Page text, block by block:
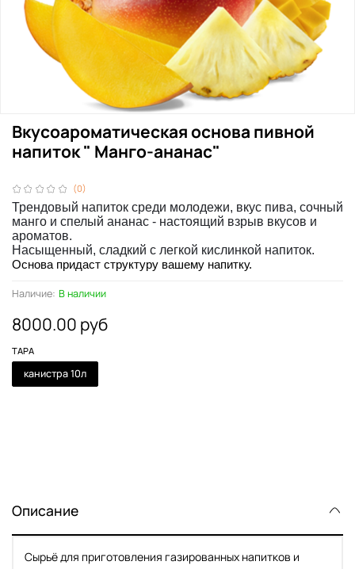
(0)
Наличие: В наличии
Вкусоароматическая основа пивной
напиток " Манго-ананас"
8000.00 руб
ТАРА
канистра 10л
Трендовый напиток среди молодежи, вкус пива, сочный
манго и спелый ананас - настоящий взрыв вкусов и
ароматов.
Насыщенный, сладкий с легкой кислинкой напиток.
Основа придаст структуру вашему напитку.
Описание
Сырьё для приготовления газированных напитков и